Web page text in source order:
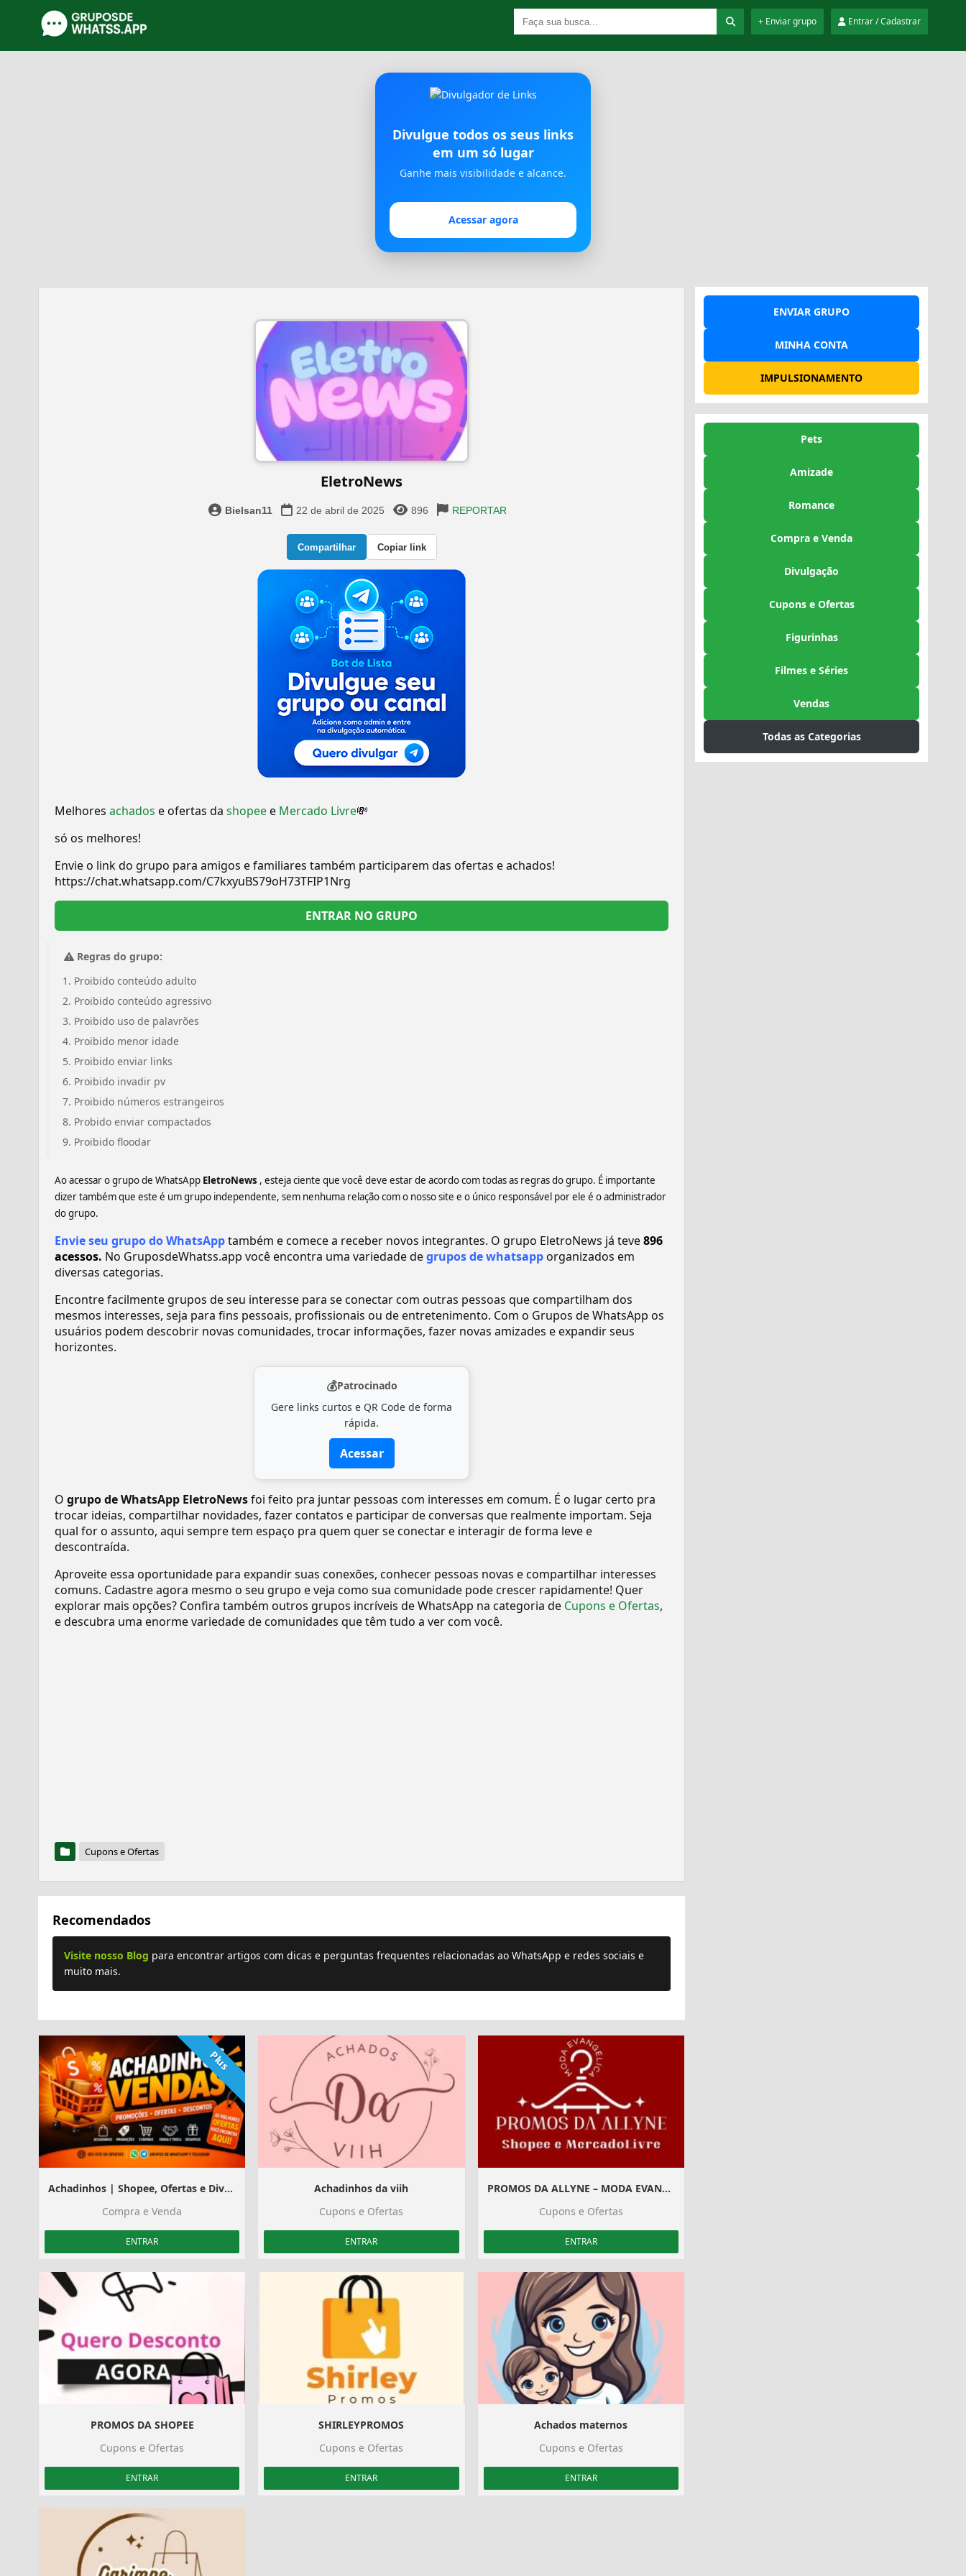
Entrar / Cadastrar
+ Enviar grupo
Divulgue todos os seus links
em um só lugar
Ganhe mais visibilidade e alcance.
Acessar agora
EletroNews
Bielsan11 22 de abril de 2025 896 REPORTAR
Compartilhar Copiar link
Melhores achados e ofertas da shopeee Mercado Livre💸
só os melhores!
Envie o link do grupo para amigos e familiares também participarem das ofertas e achados!
https://chat.whatsapp.com/C7kxyuBS79oH73TFIP1Nrg
ENTRAR NO GRUPO
Regras do grupo:
Proibido conteúdo adulto
Proibido conteúdo agressivo
Proibido uso de palavrões
Proibido menor idade
Proibido enviar links
Proibido invadir pv
Proibido números estrangeiros
Probido enviar compactados
Proibido floodar
Ao acessar o grupo de WhatsApp EletroNews , esteja ciente que você deve estar de acordo com todas as regras do grupo. É importante
dizer também que este é um grupo independente, sem nenhuma relação com o nosso site e o único responsável por ele é o administrador
do grupo.
Envie seu grupo do WhatsApptambém e comece a receber novos integrantes. O grupo EletroNews já teve896
acessos. No GruposdeWhatss.app você encontra uma variedade degrupos de whatsapporganizados em
diversas categorias.
Encontre facilmente grupos de seu interesse para se conectar com outras pessoas que compartilham dos
mesmos interesses, seja para fins pessoais, profissionais ou de entretenimento. Com o Grupos de WhatsApp os
usuários podem descobrir novas comunidades, trocar informações, fazer novas amizades e expandir seus
horizontes.
💰Patrocinado
Gere links curtos e QR Code de forma
rápida.
Acessar
O grupo de WhatsApp EletroNewsfoi feito pra juntar pessoas com interesses em comum. É o lugar certo pra
trocar ideias, compartilhar novidades, fazer contatos e participar de conversas que realmente importam. Seja
qual for o assunto, aqui sempre tem espaço pra quem quer se conectar e interagir de forma leve e
descontraída.
Aproveite essa oportunidade para expandir suas conexões, conhecer pessoas novas e compartilhar interesses
comuns. Cadastre agora mesmo o seu grupo e veja como sua comunidade pode crescer rapidamente! Quer
explorar mais opções? Confira também outros grupos incríveis de WhatsApp na categoria de Cupons e Ofertas,
e descubra uma enorme variedade de comunidades que têm tudo a ver com você.
Cupons e Ofertas
Recomendados
Visite nosso Blog para encontrar artigos com dicas e perguntas frequentes relacionadas ao WhatsApp e redes sociais e
muito mais.
Plus
Achadinhos | Shopee, Ofertas e Divulgação
Compra e Venda
ENTRAR
Achadinhos da viih
Cupons e Ofertas
ENTRAR
PROMOS DA ALLYNE – MODA EVANGÉLICA
Cupons e Ofertas
ENTRAR
PROMOS DA SHOPEE
Cupons e Ofertas
ENTRAR
SHIRLEYPROMOS
Cupons e Ofertas
ENTRAR
Achados maternos
Cupons e Ofertas
ENTRAR
ENVIAR GRUPO
MINHA CONTA
IMPULSIONAMENTO
Pets
Amizade
Romance
Compra e Venda
Divulgação
Cupons e Ofertas
Figurinhas
Filmes e Séries
Vendas
Todas as Categorias